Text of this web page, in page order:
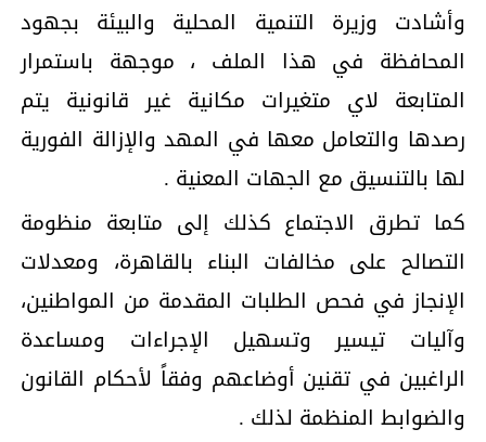
وأشادت وزيرة التنمية المحلية والبيئة بجهود
المحافظة في هذا الملف ، موجهة باستمرار
المتابعة لاي متغيرات مكانية غير قانونية يتم
رصدها والتعامل معها في المهد والإزالة الفورية
لها بالتنسيق مع الجهات المعنية .
كما تطرق الاجتماع كذلك إلى متابعة منظومة
التصالح على مخالفات البناء بالقاهرة، ومعدلات
الإنجاز في فحص الطلبات المقدمة من المواطنين،
وآليات تيسير وتسهيل الإجراءات ومساعدة
الراغبين في تقنين أوضاعهم وفقاً لأحكام القانون
والضوابط المنظمة لذلك .